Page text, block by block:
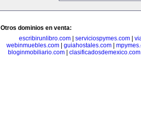
Otros dominios en venta:
escribirunlibro.com
serviciospymes.com
webinmuebles.com| guiahostales.com|
bloginmobiliario.com| clasificadosdemexico.com